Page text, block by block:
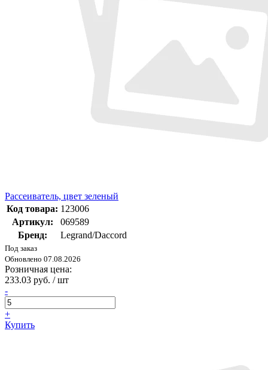
Рассеиватель, цвет зеленый
Код товара: 123006
Артикул:
069589
Бренд:
Legrand/Daccord
Под заказ
Обновлено 07.08.2026
Розничная цена:
233.03 руб. / шт
-
+
Купить